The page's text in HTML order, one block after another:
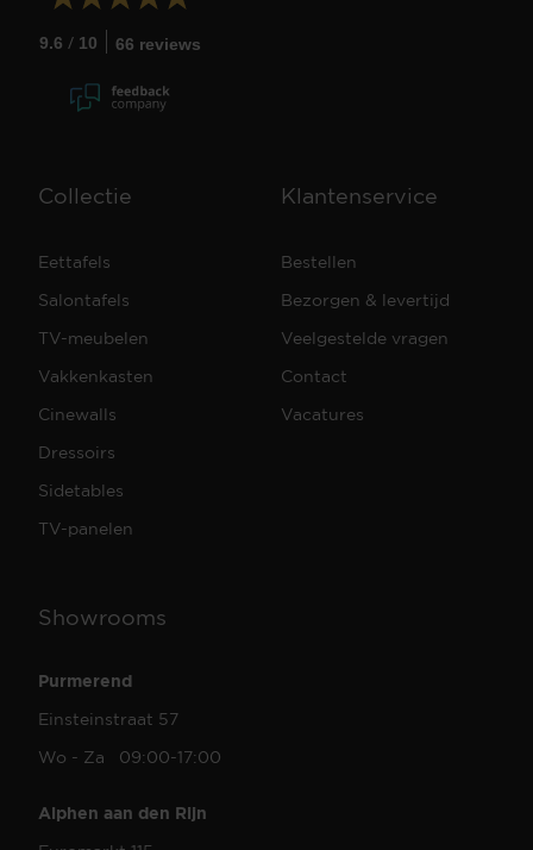
9.6 / 10 66 reviews
Collectie
Eettafels
Salontafels
TV-meubelen
Vakkenkasten
Cinewalls
Dressoirs
Sidetables
TV-panelen
Klantenservice
Bestellen
Bezorgen & levertijd
Veelgestelde vragen
Contact
Vacatures
Showrooms
Purmerend
Einsteinstraat 57
Wo - Za 09:00-17:00
Alphen aan den Rijn